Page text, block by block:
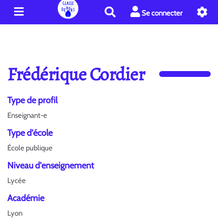
e
c
Se connecter
Frédérique Cordier
Type de profil
Enseignant-e
Type d'école
École publique
Niveau d'enseignement
Lycée
Académie
Lyon